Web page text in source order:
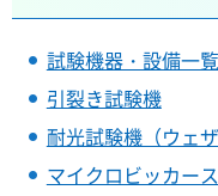
試験機器・設備一覧
引裂き試験機
耐光試験機（ウェ
マイクロビッカー